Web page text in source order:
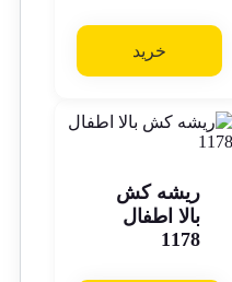
خرید
ریشه کش
بالا اطفال
1178